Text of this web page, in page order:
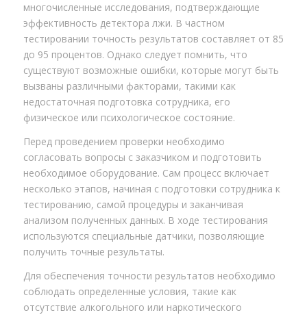
многочисленные исследования, подтверждающие
эффективность детектора лжи. В частном
тестировании точность результатов составляет от 85
до 95 процентов. Однако следует помнить, что
существуют возможные ошибки, которые могут быть
вызваны различными факторами, такими как
недостаточная подготовка сотрудника, его
физическое или психологическое состояние.
Перед проведением проверки необходимо
согласовать вопросы с заказчиком и подготовить
необходимое оборудование. Сам процесс включает
несколько этапов, начиная с подготовки сотрудника к
тестированию, самой процедуры и заканчивая
анализом полученных данных. В ходе тестирования
используются специальные датчики, позволяющие
получить точные результаты.
Для обеспечения точности результатов необходимо
соблюдать определенные условия, такие как
отсутствие алкогольного или наркотического